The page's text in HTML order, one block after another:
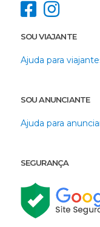
SOU VIAJANTE
Ajuda para
SOU ANUNCIANTE
Ajuda para
SEGURANÇA